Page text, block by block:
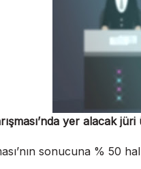
yer alacak jüri
sonucuna % 50